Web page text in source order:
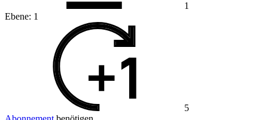
1
Ebene: 1
5